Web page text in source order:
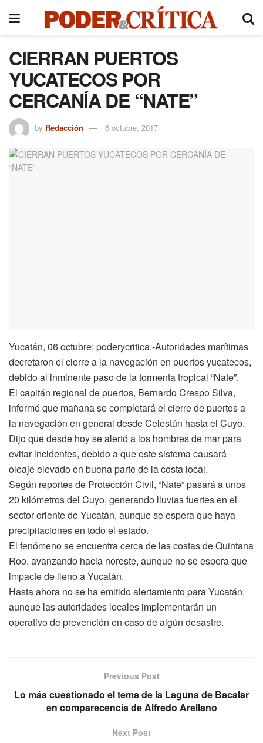
CIERRAN PUERTOS
YUCATECOS POR
CERCANÍA DE “NATE”
by Redacción 6 octubre, 2017
Yucatán, 06 octubre; poderycritica.-Autoridades marítimas
decretaron el cierre a la navegación en puertos yucatecos,
debido al inminente paso de la tormenta tropical “Nate”.
El capitán regional de puertos, Bernardo Crespo Silva,
informó que mañana se completará el cierre de puertos a
la navegación en general desde Celestún hasta el Cuyo.
Dijo que desde hoy se alertó a los hombres de mar para
evitar incidentes, debido a que este sistema causará
oleaje elevado en buena parte de la costa local.
Según reportes de Protección Civil, “Nate” pasará a unos
20 kilómetros del Cuyo, generando lluvias fuertes en el
sector oriente de Yucatán, aunque se espera que haya
precipitaciones en todo el estado.
El fenómeno se encuentra cerca de las costas de Quintana
Roo, avanzando hacia noreste, aunque no se espera que
impacte de lleno a Yucatán.
Hasta ahora no se ha emitido alertamiento para Yucatán,
aunque las autoridades locales implementarán un
operativo de prevención en caso de algún desastre.
Previous Post
Lo más cuestionado el tema de la Laguna de Bacalar
en comparecencia de Alfredo Arellano
Next Post